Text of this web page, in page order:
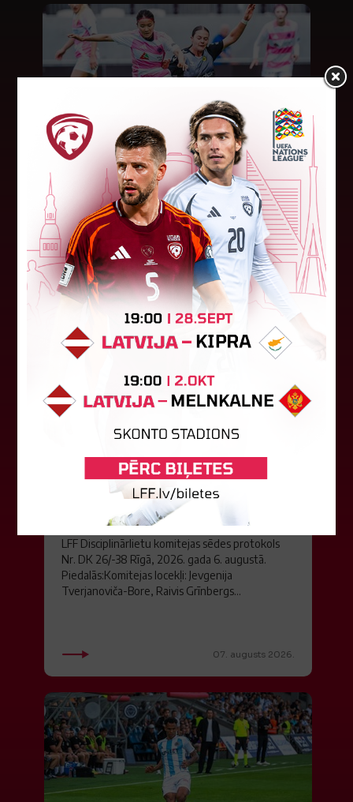
"Riga FC Women" beidz
vēsturisko eirokausu sezonu
Latvijas klubs "Riga FC Women" sestdien UEFA
Čempionu līgas kvalifikācijas otrajā kārtā ar 1:4
piekāpās Lietuvas "Gintra". Ar šo spēli Latvijas
klubam beidzās eirokausu...
08. augusts 2026.
LFF DK 6. augusta lēmumi
LFF Disciplinārlietu komitejas sēdes protokols
Nr. DK 26/-38 Rīgā, 2026. gada 6. augustā.
Piedalās:Komitejas locekļi: Jevgenija
Tverjanoviča-Bore, Raivis Grīnbergs...
07. augusts 2026.